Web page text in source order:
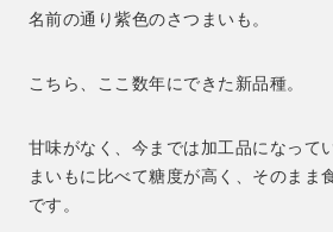
名前の通り紫色のさつまいも。
こちら、ここ数年にできた新品種。
甘味がなく、今までは加工品になって
まいもに比べて糖度が高く、そのまま
です。